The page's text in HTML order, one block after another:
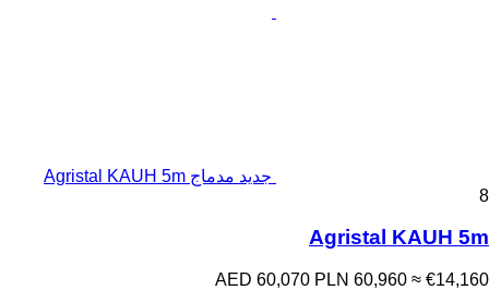
جديد مدماج Agristal KAUH 5m
8
Agristal KAUH 5m
AED 60,070 PLN 60,960 ≈ €14,160